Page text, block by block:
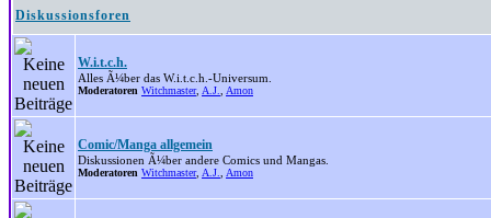
Diskussionsforen
W.i.t.c.h.
Alles Ã¼ber das W.i.t.c.h.-Universum.
Moderatoren Witchmaster, A.J. Amon
Comic/Manga allgemein
Diskussionen Ã¼ber andere Comics und Mangas.
Moderatoren Witchmaster, A.J. Amon